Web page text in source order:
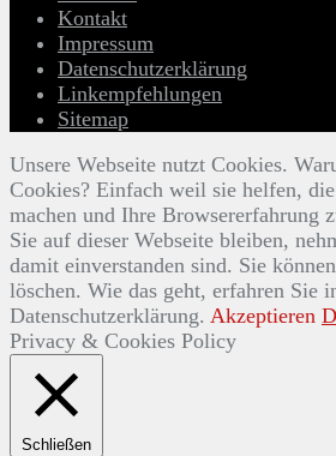
Kontakt
Impressum
Datenschutzerklärung
Linkempfehlungen
Sitemap
Unsere Webseite nutzt Cookies.
Cookies? Einfach weil sie helfen,
machen und Ihre Browsererfahrung
Sie auf dieser Webseite bleiben,
damit einverstanden sind. Sie
löschen. Wie das geht, erfahren Sie
Datenschutzerklärung. Akzeptieren
Privacy & Cookies Policy
Schließen